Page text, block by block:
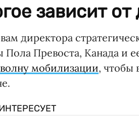
зависит от
директора
Пола Превоста, Канада и
мобилизации, чтобы